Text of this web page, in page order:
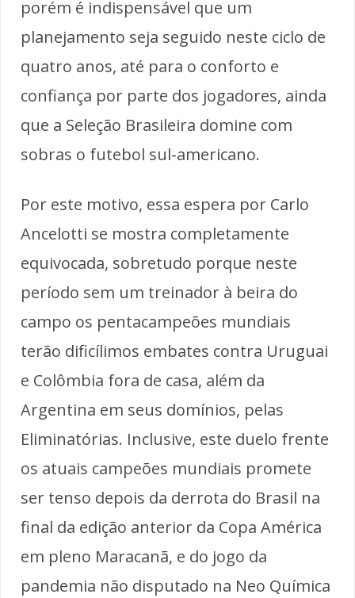
porém é indispensável que um
planejamento seja seguido neste ciclo de
quatro anos, até para o conforto e
confiança por parte dos jogadores, ainda
que a Seleção Brasileira domine com
sobras o futebol sul-americano.
Por este motivo, essa espera por Carlo
Ancelotti se mostra completamente
equivocada, sobretudo porque neste
período sem um treinador à beira do
campo os pentacampeões mundiais
terão dificílimos embates contra Uruguai
e Colômbia fora de casa, além da
Argentina em seus domínios, pelas
Eliminatórias. Inclusive, este duelo frente
os atuais campeões mundiais promete
ser tenso depois da derrota do Brasil na
final da edição anterior da Copa América
em pleno Maracanã, e do jogo da
pandemia não disputado na Neo Química